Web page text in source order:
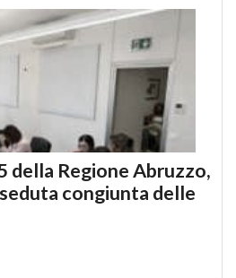
della Regione Abruzzo,
congiunta delle